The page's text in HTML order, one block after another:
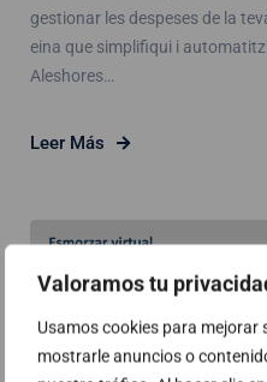
Valoramos tu
Usamos cookies para mejorar
mostrarle anuncios o
gestionar les despeses de la
eina que simplifiqui i
Aleshores…
Leer Más